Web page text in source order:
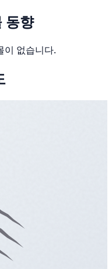
동향
이 없습니다.